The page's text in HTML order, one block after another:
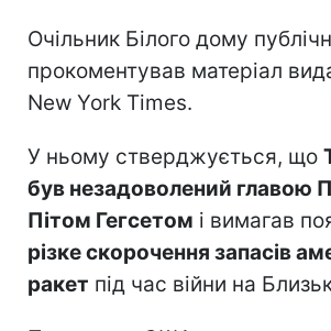
Очільник Білого дому
прокоментував матеріал
New York Times.
У ньому стверджується, що
був незадоволений главою
Пітом Гегсетом і вимагав
різке скорочення запасів
ракет під час війни на